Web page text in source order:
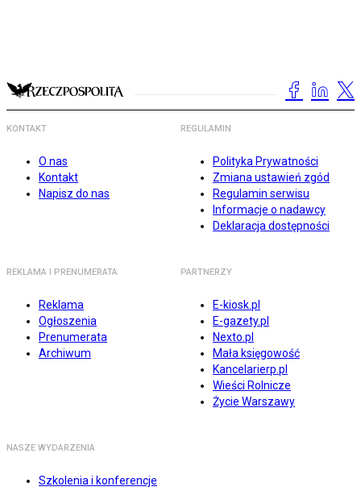
KONTAKT
O nas
Kontakt
Napisz do nas
REGULAMIN
Polityka Prywatności
Zmiana ustawień zgód
Regulamin serwisu
Informacje o nadawcy
Deklaracja dostępności
REKLAMA I PRENUMERATA
Reklama
Ogłoszenia
Prenumerata
Archiwum
PARTNERZY
E-kiosk.pl
E-gazety.pl
Nexto.pl
Mała księgowość
Kancelarierp.pl
Wieści Rolnicze
Życie Warszawy
NASZE WYDARZENIA
Szkolenia i konferencje